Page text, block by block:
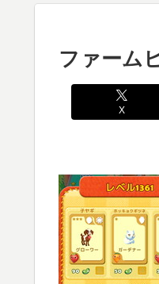
ファーム
X